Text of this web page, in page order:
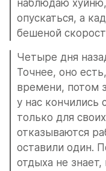
наблюдаю хуйню,
опускаться, а
бешеной
Четыре дня
Точнее, оно
времени, потом
у нас кончились
только для
отказываются
оставили один.
отдыха не